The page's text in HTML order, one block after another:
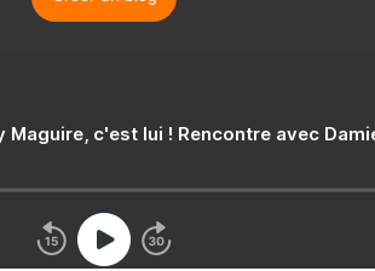
c'est lui ! Rencontre avec